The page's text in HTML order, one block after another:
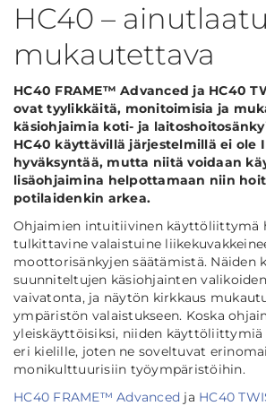
HC40 –
mukautettava
HC40 FRAME™ Advanced ja HC40
ovat tyylikkäitä, monitoimisia ja
käsiohjaimia koti- ja
HC40 käyttävillä järjestelmillä ei ole
hyväksyntää, mutta niitä voidaan
lisäohjaimina helpottamaan niin
potilaidenkin arkea.
Ohjaimien intuitiivinen käyttöliittymä
tulkittavine valaistuine
moottorisänkyjen säätämistä. Näiden
suunniteltujen käsiohjainten
vaivatonta, ja näytön kirkkaus
ympäristön valaistukseen. Koska
yleiskäyttöisiksi, niiden käyttöliittymiä
eri kielille, joten ne soveltuvat
monikulttuurisiin työympäristöihin.
HC40 FRAME™ Advanced ja HC40